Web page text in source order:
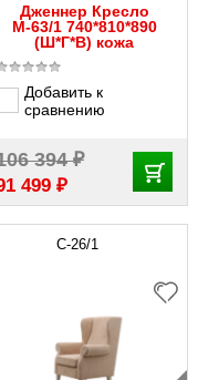
Дженнер Кресло
М-63/1 740*810*890
(Ш*Г*В) кожа
Добавить к
сравнению
394₽
499 ₽
С-26/1